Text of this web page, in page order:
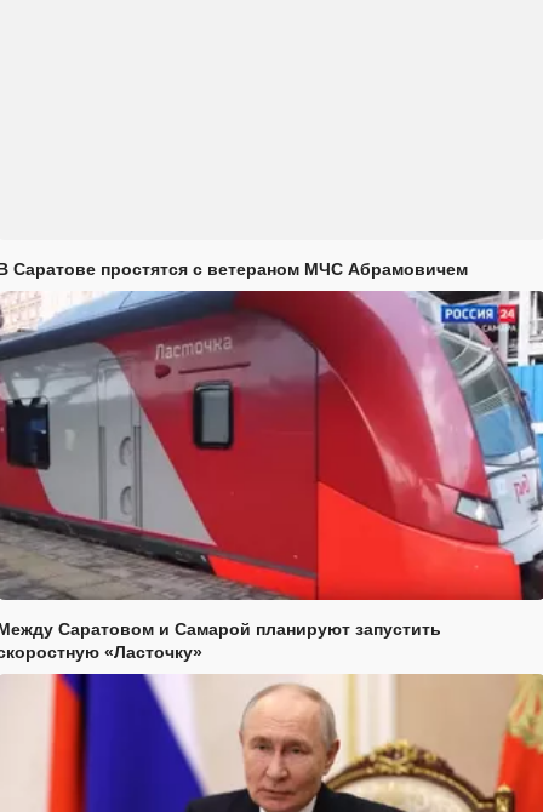
Саратове простятся с ветераном МЧС Абрамовичем
Саратовом и Самарой планируют запустить
«Ласточку»